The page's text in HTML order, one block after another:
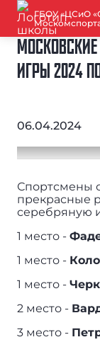
ГБОУ «ЦСиО
ИГРЫ 2024
06.04.2024
Спортсмены
прекрасные
серебряную
1 место -
1 место -
1 место -
2 место -
3 место -